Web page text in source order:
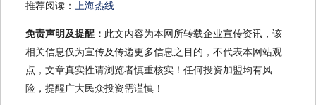
推荐阅读： 上海热线
免责声明及提醒： 此文内容为本网所转载企业宣传资讯，该
相关信息仅为宣传及传递更多信息之目的，不代表本网站观
点，文章真实性请浏览者慎重核实！任何投资加盟均有风
险，提醒广大民众投资需谨慎！